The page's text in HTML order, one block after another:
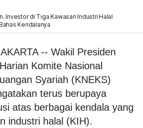
Investor di Tiga Kawasan Industri Halal
Kendalanya
-- Wakil Presiden
Komite Nasional
Syariah (KNEKS)
terus berupaya
atas berbagai kendala yang
industri halal (KIH).